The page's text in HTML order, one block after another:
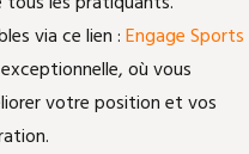
via ce lien :Engage Sports
où vous
votre position et vos